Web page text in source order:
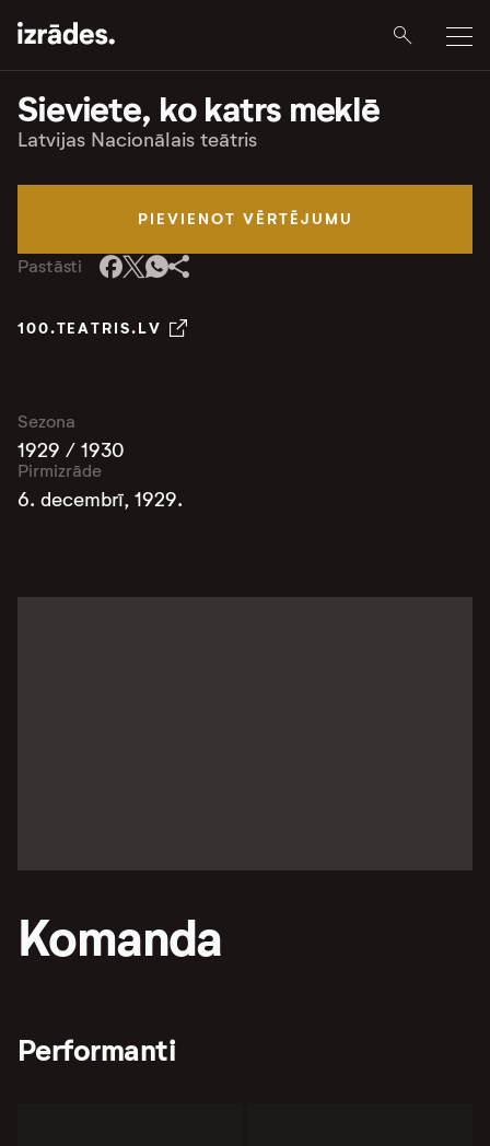
Sieviete, ko katrs meklē
Latvijas Nacionālais teātris
PIEVIENOT VĒRTĒJUMU
Pastāsti
100.TEATRIS.LV
Sezona
1929 / 1930
Pirmizrāde
6. decembrī, 1929.
Komanda
Performanti